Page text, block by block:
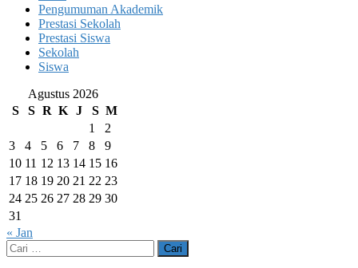
Pengumuman Akademik
Prestasi Sekolah
Prestasi Siswa
Sekolah
Siswa
Agustus 2026
S
S R K J S M
1
2
3
4 5 6 7 8
9
10 11 12 13 14 15 16
17 18 19 20 21 22 23
24 25 26 27 28 29 30
31
« Jan
Cari
untuk: